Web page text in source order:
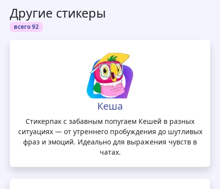
Другие стикеры
всего 92
Кеша
Стикерпак с забавным попугаем Кешей в разных
ситуациях — от утреннего пробуждения до шутливых
фраз и эмоций. Идеально для выражения чувств в
чатах.